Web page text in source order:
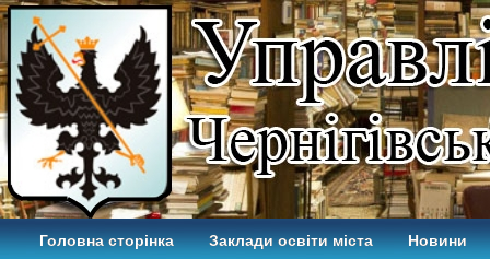
Головна сторінка Заклади освіти міста Новини